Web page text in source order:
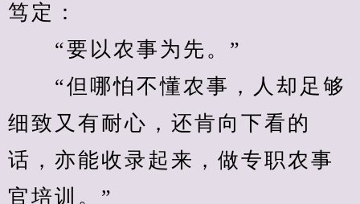
笃定：
“要以农事为先。”
“但哪怕不懂农事，人却足够
细致又有耐心，还肯向下看的
话，亦能收录起来，做专职农事
官培训。”